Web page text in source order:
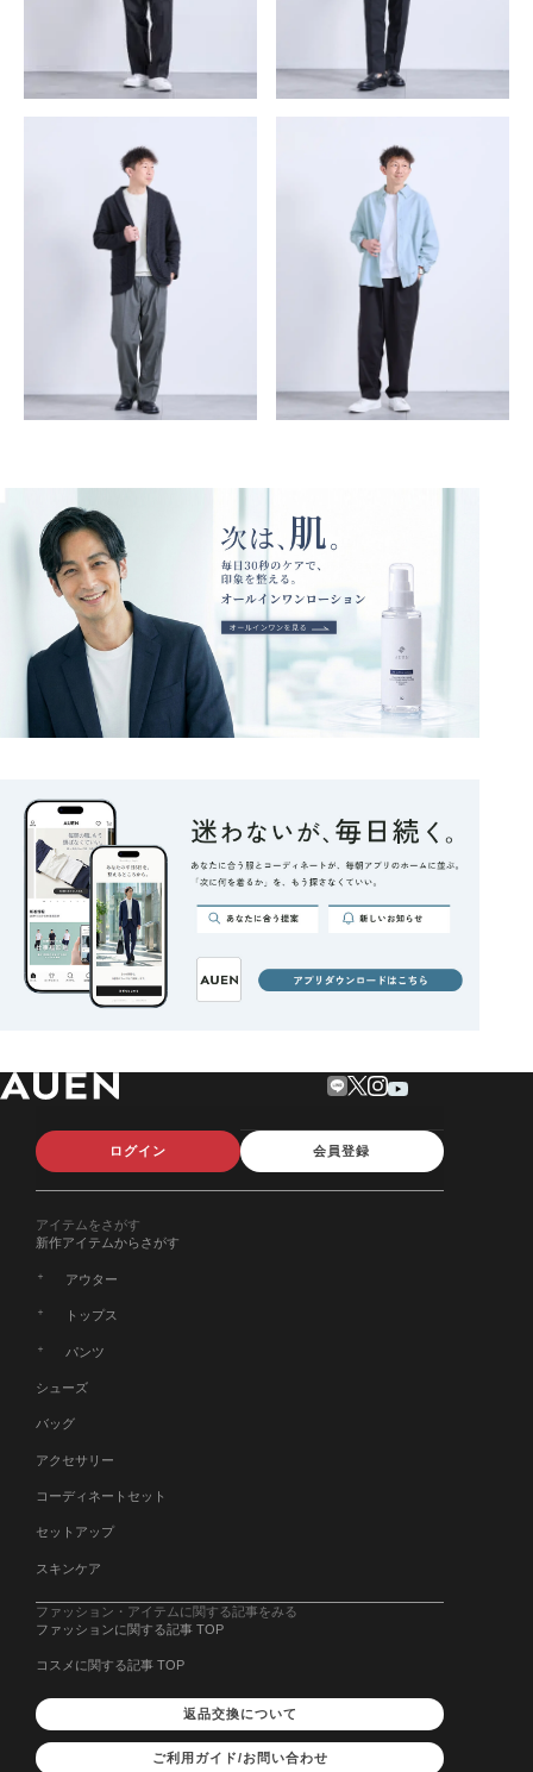
ログイン 会員登録
アイテムをさがす
新作アイテムからさがす
アウター
トップス
パンツ
シューズ
バッグ
アクセサリー
コーディネートセット
セットアップ
スキンケア
ファッション・アイテムに関する記事をみる
ファッションに関する記事 TOP
コスメに関する記事 TOP
返品交換について
ご利用ガイド/お問い合わせ